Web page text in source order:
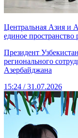
Центральная Азия и
единое
Президент
регионального
Азербайджана
15:24 / 31.07.2026